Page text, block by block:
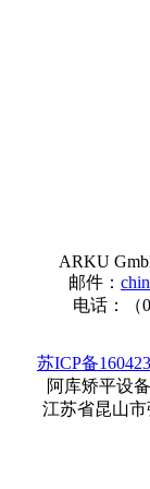
ARKU
邮件：
电话：（
苏ICP备
阿库矫平设
江苏省昆山